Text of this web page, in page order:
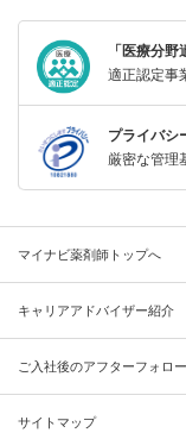
「医療分
適正認定事
プライバシ
厳密な管理
マイナビ薬剤師トップへ
キャリアアドバイザー紹介
ご入社後のアフターフォロー
サイトマップ